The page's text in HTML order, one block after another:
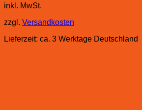
inkl. MwSt.
zzgl. Versandkosten
Lieferzeit: ca. 3 Werktage Deutschland